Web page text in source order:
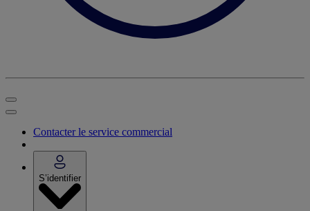
Contacter le service commercial
S’identifier